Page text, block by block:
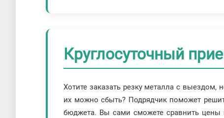
Круглосуточный
Хотите заказать резку металла с выездом,
их можно сбыть? Подрядчик поможет
бюджета. Вы сами сможете сравнить цены